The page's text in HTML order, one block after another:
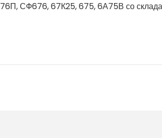
СФ676, 67К25, 675, 6А75В со